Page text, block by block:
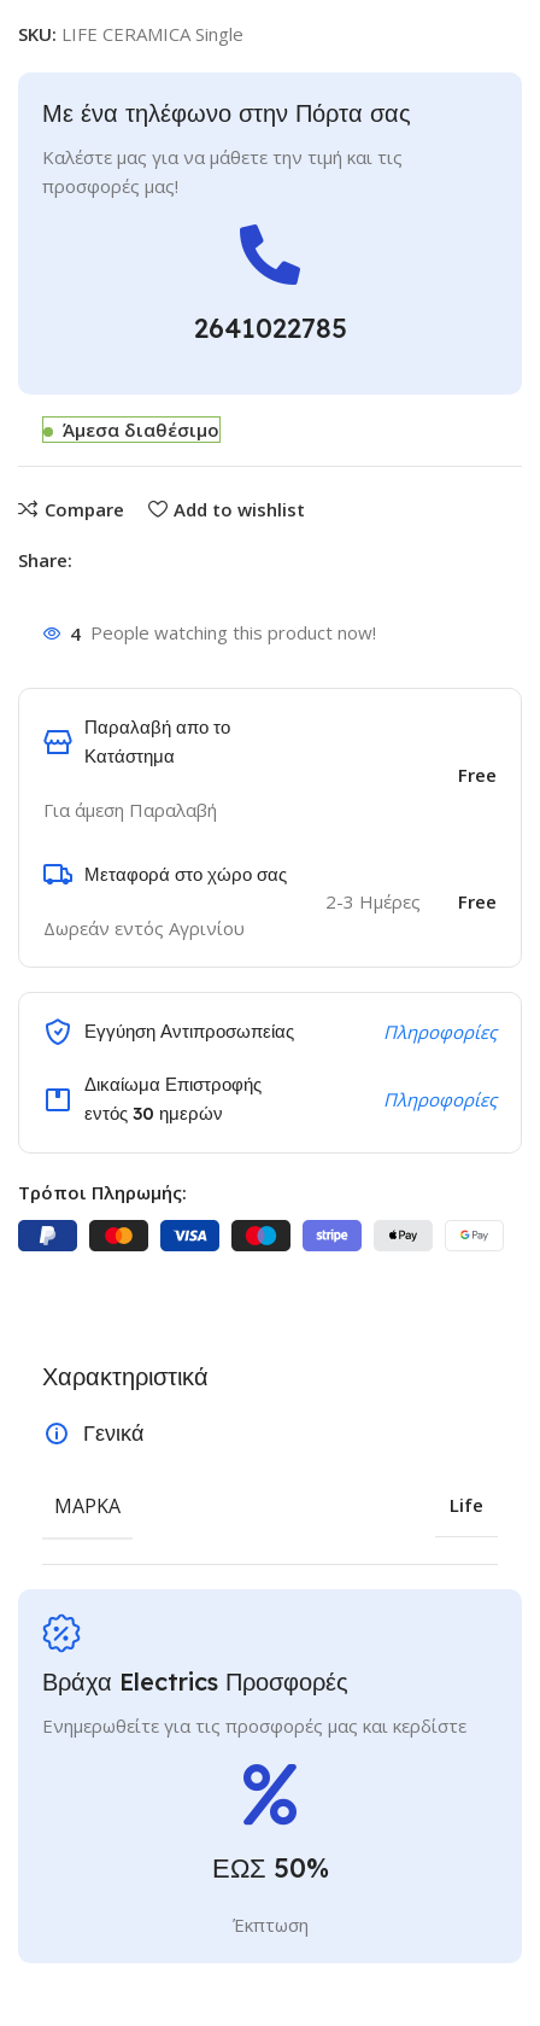
SKU: LIFE CERAMICA Single
Με ένα τηλέφωνο στην Πόρτα σας
Καλέστε μας για να μάθετε την τιμή και τις
προσφορές μας!
2641022785
Άμεσα διαθέσιμο
Compare Add to wishlist
Share:
4 People watching this product now!
Παραλαβή απο το
Κατάστημα
Για άμεση Παραλαβή
Free
Μεταφορά στο χώρο σας
Δωρεάν εντός Αγρινίου
2-3 Ημέρες Free
Εγγύηση Αντιπροσωπείας Πληροφορίες
Δικαίωμα Επιστροφής
εντός 30 ημερών
Πληροφορίες
Τρόποι Πληρωμής:
Χαρακτηριστικά
Γενικά
ΜΆΡΚΑ Life
Βράχα Electrics Προσφορές
Ενημερωθείτε για τις προσφορές μας και κερδίστε
ΕΩΣ 50%
Έκπτωση